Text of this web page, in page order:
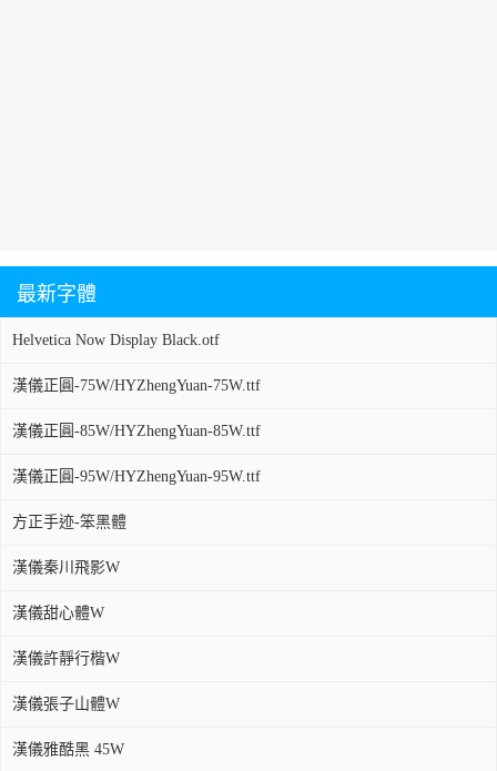
最新字體
Helvetica Now Display Black.otf
漢儀正圓-75W/HYZhengYuan-75W.ttf
漢儀正圓-85W/HYZhengYuan-85W.ttf
漢儀正圓-95W/HYZhengYuan-95W.ttf
方正手迹-笨黑體
漢儀秦川飛影W
漢儀甜心體W
漢儀許靜行楷W
漢儀張子山體W
漢儀雅酷黑 45W